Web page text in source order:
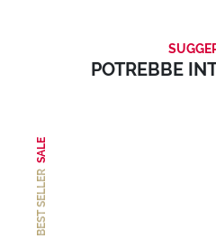
POTREBBE
BEST SELLER
SALE